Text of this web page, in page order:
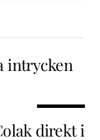
intrycken
direkt i